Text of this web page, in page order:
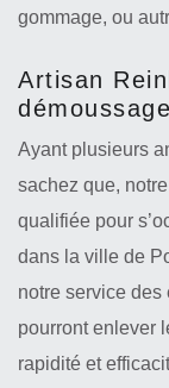
gommage, ou
Artisan
Ayant plusieurs
sachez que,
qualifiée pour
dans la ville de
notre service
pourront enlever
rapidité et